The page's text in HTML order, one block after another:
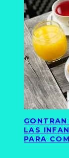
LAS
PARA